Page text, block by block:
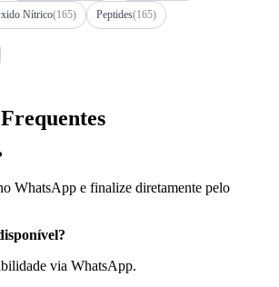
Nítrico(165) Peptides(165)
WhatsApp e finalize diretamente pelo
via WhatsApp.